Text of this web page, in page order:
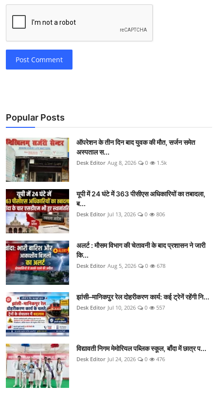
Post Comment
Popular Posts
ऑपरेशन के तीन दिन बाद युवक की मौत, सर्जन समेत
अस्पताल स...
Desk Editor Aug 8, 2026 0 1.5k
यूपी में 24 घंटे में 363 पीसीएस अधिकारियों का तबादला,
ब...
Desk Editor Jul 13, 2026 0 806
अलर्ट : मौसम विभाग की चेतावनी के बाद प्रशासन ने जारी
कि...
Desk Editor Aug 5, 2026 0 678
झांसी–मानिकपुर रेल दोहरीकरण कार्य: कई ट्रेनें रहेंगी नि...
Desk Editor Jul 10, 2026 0 557
विद्यावती निगम मेमोरियल पब्लिक स्कूल, बाँदा में छात्र प...
Desk Editor Jul 24, 2026 0 476